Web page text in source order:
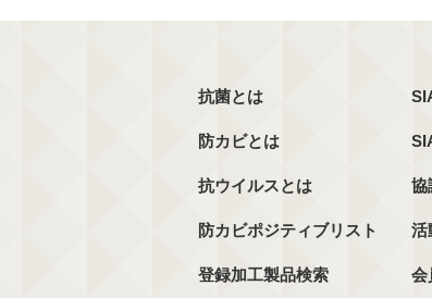
抗菌とは
防カビとは
抗ウイルスとは
防カビポジティブリスト
登録加工製品検索
協
活
会